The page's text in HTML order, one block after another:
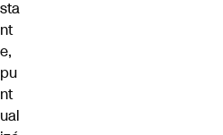
sta
nt
e,
pu
nt
ual